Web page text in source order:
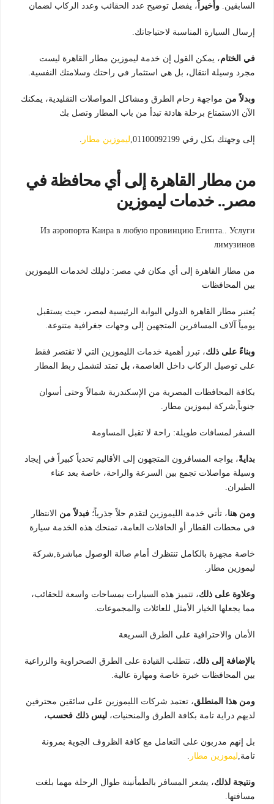
السابقين. وأخيراً ، يفضل توضيح عدد الحقائب وعدد الركاب لضمان
إرسال السيارة المناسبة لاحتياجاتك.
في الختام، يمكن القول إن خدمة ليموزين مطار القاهرة ليست
مجرد وسيلة انتقال، بل هي استثمار في راحتك وسلامتك النفسية.
وبدلاً من مواجهة زحام الطرق ومشاكل المواصلات التقليدية، يمكنك
الآن الاستمتاع برحلة هادئة تبدأ من باب المطار وتصل بك
إلى وجهتك بكل رقي 01100092199, ليموزين مطار
من مطار القاهرة إلى أي محافظة في
مصر.. خدمات ليموزين
Из аэропорта Каира в любую провинцию Египта.. Услуги
лимузинов
من مطار القاهرة إلى أي مكان في مصر: دليلك لخدمات الليموزين
بين المحافظات
يُعتبر مطار القاهرة الدولي البوابة الرئيسية لمصر، حيث يستقبل
يومياً آلاف المسافرين المتجهين إلى وجهات جغرافية متنوعة.
وبناءً على ذلك، تبرز أهمية خدمات الليموزين التي لا تقتصر فقط
على توصيل الركاب داخل العاصمة، بل تمتد لتشمل ربط المطار
بكافة المحافظات المصرية من الإسكندرية شمالاً وحتى أسوان
جنوباً,شركة ليموزين مطار.
السفر لمسافات طويلة: راحة لا تقبل المساومة
بدايةً، يواجه المسافرون المتجهون إلى الأقاليم تحدياً كبيراً في إيجاد
وسيلة مواصلات تجمع بين السرعة والراحة، خاصة بعد عناء
الطيران.
ومن هنا، تأتي خدمة الليموزين لتقدم حلاً جذرياً؛ فبدلاً من الانتظار
في محطات القطار أو الحافلات العامة، تمنحك هذه الخدمة سيارة
خاصة مجهزة بالكامل تنتظرك أمام صالة الوصول مباشرة,شركة
ليموزين مطار.
وعلاوة على ذلك، تتميز هذه السيارات بمساحات واسعة للحقائب،
مما يجعلها الخيار الأمثل للعائلات والمجموعات.
الأمان والاحترافية على الطرق السريعة
بالإضافة إلى ذلك، تتطلب القيادة على الطرق الصحراوية والزراعية
بين المحافظات خبرة خاصة ومهارة عالية.
ومن هذا المنطلق، تعتمد شركات الليموزين على سائقين محترفين
لديهم دراية تامة بكافة الطرق والمنحنيات، ليس ذلك فحسب،
بل إنهم مدربون على التعامل مع كافة الظروف الجوية بمرونة
تامة, ليموزين مطار
ونتيجة لذلك، يشعر المسافر بالطمأنينة طوال الرحلة مهما بلغت
مسافتها.